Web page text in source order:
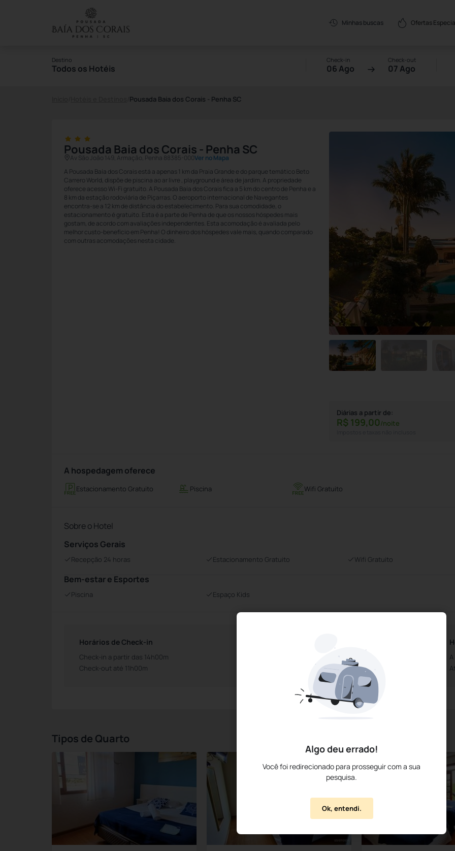
Minhas buscas Ofertas
Algo deu errado!
Você foi redirecionado para prosseguir com a sua
pesquisa.
Ok, entendi.
Destino
Todos os Hotéis
Check-in
06 Ago
Check-out
07 Ago
Pousada Baia dos Corais - Penha SC
Pousada Baia dos Corais - Penha SC
Av São João 149, Armação, Penha 88385-000Ver no Mapa
A Pousada Baía dos Corais está a apenas 1 km da Praia Grande e do parque temático Beto
Carrero World, dispõe de piscina ao ar livre , playground e área de jardim. A propriedade
oferece acesso Wi-Fi gratuito. A Pousada Baía dos Corais fica a 5 km do centro de Penha e a
8 km da estação rodoviária de Piçarras. O aeroporto internacional de Navegantes
encontra-se a 12 km de distância do estabelecimento. Para sua comodidade, o
estacionamento é gratuito. Esta é a parte de Penha de que os nossos hóspedes mais
gostam, de acordo com avaliações independentes. Esta acomodação é avaliada pelo
melhor custo-benefício em Penha! O dinheiro dos hóspedes vale mais, quando comparado
com outras acomodações nesta cidade.
Diárias a partir de:
R$ 199,00/noite
A hospedagem oferece
Estacionamento Gratuito Piscina Wifi Gratuito
Sobre o Hotel
Serviços Gerais
Recepção 24 horas Estacionamento Gratuito Wifi Gratuito
Bem-estar e Esportes
Piscina Espaço Kids
Horários de Check-in
Check-in a partir das 14h00m
Check-out até 11h00m
Tipos de Quarto